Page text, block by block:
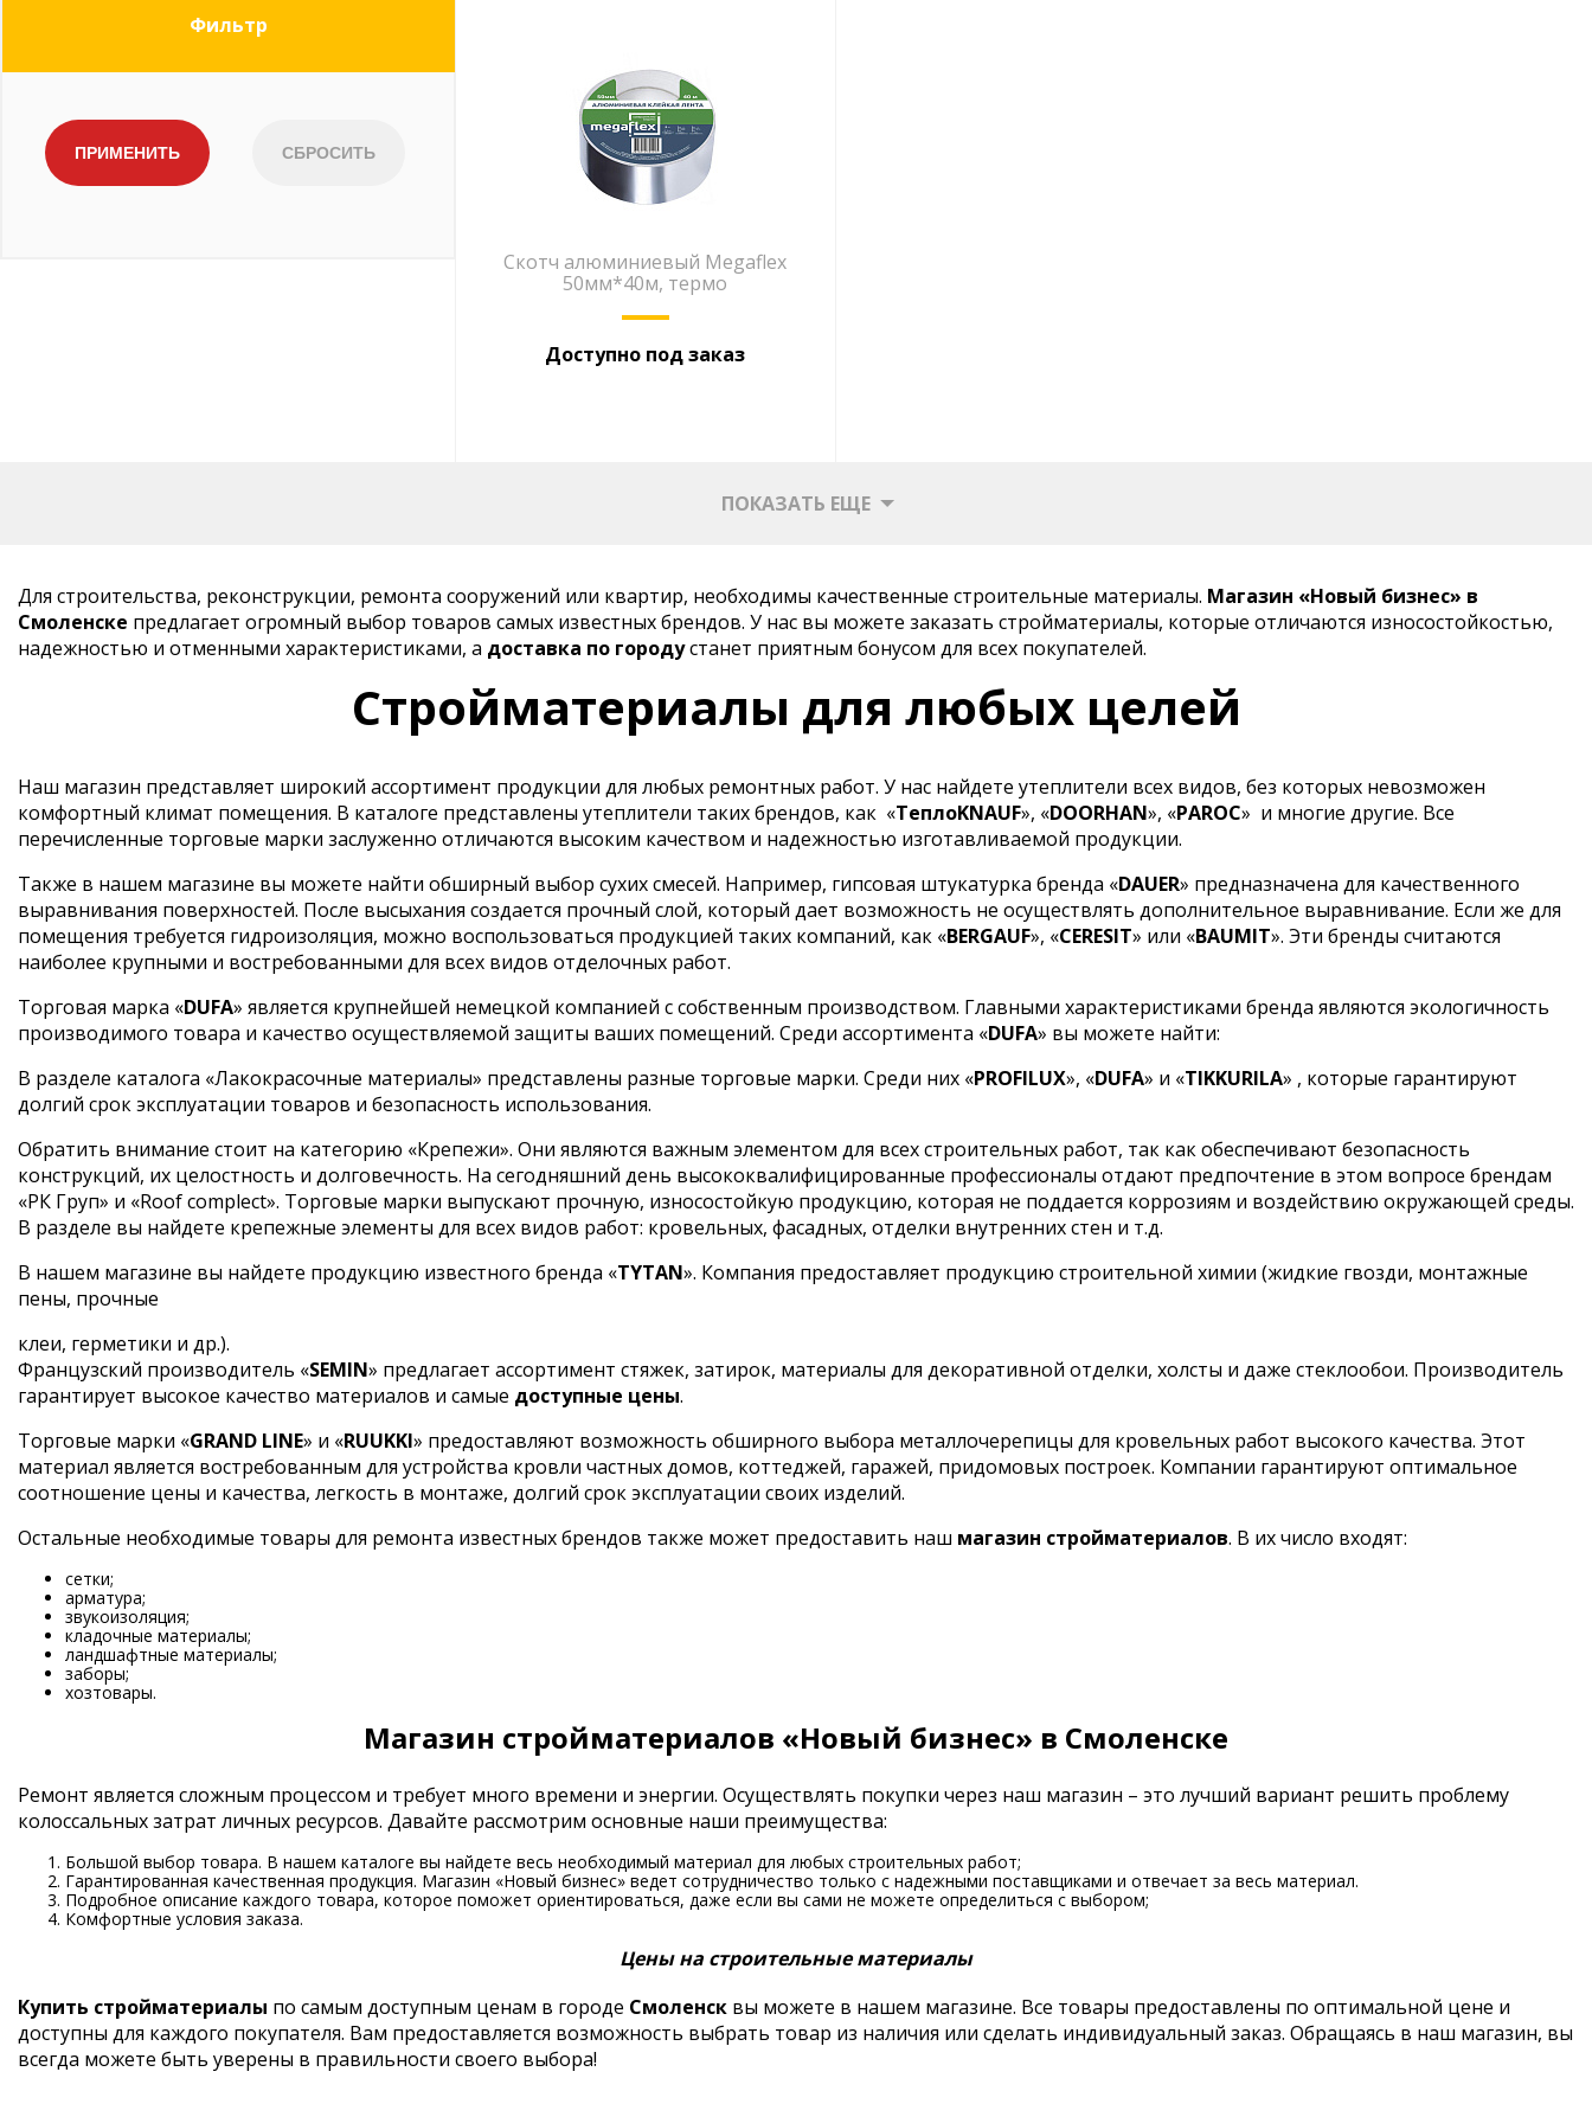
Фильтр
Скотч алюминиевый Megaflex
50мм*40м, термо
Доступно под заказ
ПОКАЗАТЬ ЕЩЕ
Для строительства, реконструкции, ремонта сооружений или квартир, необходимы качественные строительные материалы. Магазин «Новый бизнес» в
Смоленске предлагает огромный выбор товаров самых известных брендов. У нас вы можете заказать стройматериалы, которые отличаются износостойкостью,
надежностью и отменными характеристиками, а доставка по городустанет приятным бонусом для всех покупателей.
Стройматериалы для любых целей
Наш магазин представляет широкий ассортимент продукции для любых ремонтных работ. У нас найдете утеплители всех видов, без которых невозможен
комфортный климат помещения. В каталоге представлены утеплители таких брендов, как «ТеплоKNAUF», «DOORHAN», «PAROC» и многие другие. Все
перечисленные торговые марки заслуженно отличаются высоким качеством и надежностью изготавливаемой продукции.
Также в нашем магазине вы можете найти обширный выбор сухих смесей. Например, гипсовая штукатурка бренда «DAUER» предназначена для качественного
выравнивания поверхностей. После высыхания создается прочный слой, который дает возможность не осуществлять дополнительное выравнивание. Если же для
помещения требуется гидроизоляция, можно воспользоваться продукцией таких компаний, как «BERGAUF», «CERESIT» или «BAUMIT». Эти бренды считаются
наиболее крупными и востребованными для всех видов отделочных работ.
Торговая марка «DUFA» является крупнейшей немецкой компанией с собственным производством. Главными характеристиками бренда являются экологичность
производимого товара и качество осуществляемой защиты ваших помещений. Среди ассортимента «DUFA» вы можете найти:
В разделе каталога «Лакокрасочные материалы» представлены разные торговые марки. Среди них «PROFILUX», «DUFA» и «TIKKURILA» , которые гарантируют
долгий срок эксплуатации товаров и безопасность использования.
Обратить внимание стоит на категорию «Крепежи». Они являются важным элементом для всех строительных работ, так как обеспечивают безопасность
конструкций, их целостность и долговечность. На сегодняшний день высококвалифицированные профессионалы отдают предпочтение в этом вопросе брендам
«РК Груп» и «Roof complect». Торговые марки выпускают прочную, износостойкую продукцию, которая не поддается коррозиям и воздействию окружающей среды.
В разделе вы найдете крепежные элементы для всех видов работ: кровельных, фасадных, отделки внутренних стен и т.д.
В нашем магазине вы найдете продукцию известного бренда «TYTAN». Компания предоставляет продукцию строительной химии (жидкие гвозди, монтажные
пены, прочные
клеи, герметики и др.).
Французский производитель «SEMIN» предлагает ассортимент стяжек, затирок, материалы для декоративной отделки, холсты и даже стеклообои. Производитель
гарантирует высокое качество материалов и самые доступные цены.
Торговые марки «GRAND LINE» и «RUUKKI» предоставляют возможность обширного выбора металлочерепицы для кровельных работ высокого качества. Этот
материал является востребованным для устройства кровли частных домов, коттеджей, гаражей, придомовых построек. Компании гарантируют оптимальное
соотношение цены и качества, легкость в монтаже, долгий срок эксплуатации своих изделий.
Остальные необходимые товары для ремонта известных брендов также может предоставить наш магазин стройматериалов. В их число входят:
сетки;
арматура;
звукоизоляция;
кладочные материалы;
ландшафтные материалы;
заборы;
хозтовары.
Магазин стройматериалов «Новый бизнес» в Смоленске
Ремонт является сложным процессом и требует много времени и энергии. Осуществлять покупки через наш магазин – это лучший вариант решить проблему
колоссальных затрат личных ресурсов. Давайте рассмотрим основные наши преимущества:
Большой выбор товара. В нашем каталоге вы найдете весь необходимый материал для любых строительных работ;
Гарантированная качественная продукция. Магазин «Новый бизнес» ведет сотрудничество только с надежными поставщиками и отвечает за весь материал.
Подробное описание каждого товара, которое поможет ориентироваться, даже если вы сами не можете определиться с выбором;
Комфортные условия заказа.
Цены на строительные материалы
Купить стройматериалы по самым доступным ценам в городе Смоленск вы можете в нашем магазине. Все товары предоставлены по оптимальной цене и
доступны для каждого покупателя. Вам предоставляется возможность выбрать товар из наличия или сделать индивидуальный заказ. Обращаясь в наш магазин, вы
всегда можете быть уверены в правильности своего выбора!